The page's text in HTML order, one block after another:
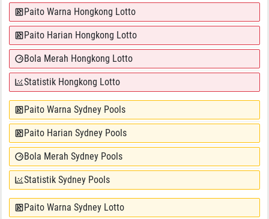
Paito Warna Hongkong Lotto
Paito Harian Hongkong Lotto
Bola Merah Hongkong Lotto
Statistik Hongkong Lotto
Paito Warna Sydney Pools
Paito Harian Sydney Pools
Bola Merah Sydney Pools
Statistik Sydney Pools
Paito Warna Sydney Lotto